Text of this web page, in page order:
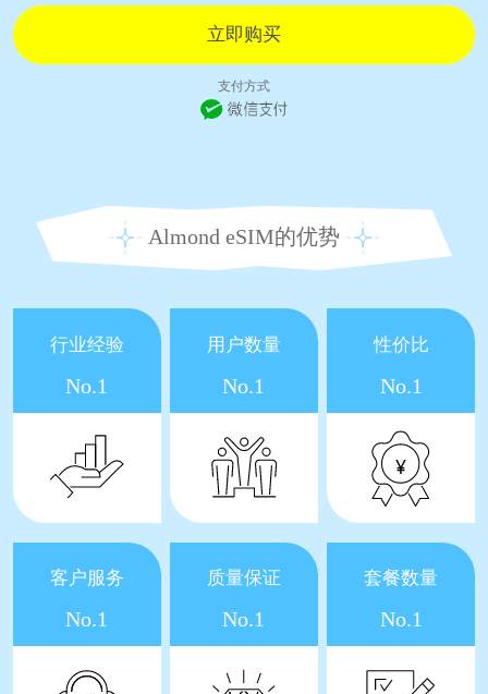
支付方式
Almond eSIM的优势
行业经验
No.1
用户数量
No.1
性价比
No.1
客户服务
No.1
质量保证
No.1
套餐数量
No.1